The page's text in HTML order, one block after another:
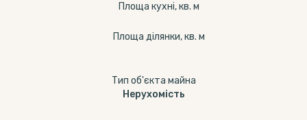
Площа кухні, кв. м
Площа ділянки, кв. м
Тип об'єкта майна
Нерухомість